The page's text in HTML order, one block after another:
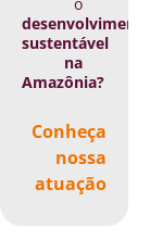
sustentável
na
Amazônia?
Conheça
nossa
atuação